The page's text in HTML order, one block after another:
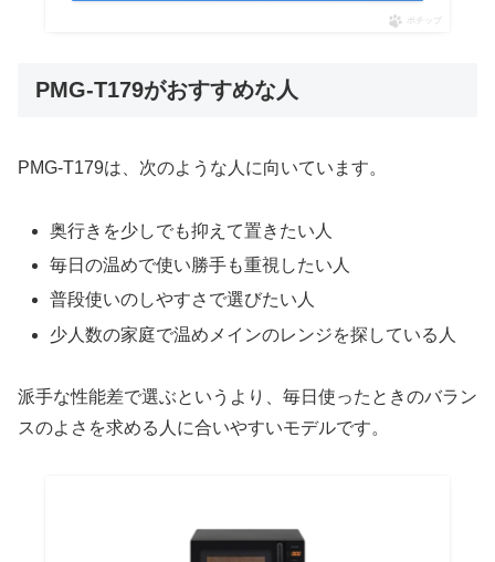
ポチップ
PMG-T179がおすすめな人
PMG-T179は、次のような人に向いています。
奥行きを少しでも抑えて置きたい人
毎日の温めで使い勝手も重視したい人
普段使いのしやすさで選びたい人
少人数の家庭で温めメインのレンジを探している人
派手な性能差で選ぶというより、毎日使ったときのバラン
スのよさを求める人に合いやすいモデルです。